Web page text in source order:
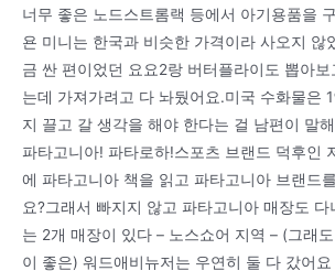
너무 좋은 노드스트롬랙 등에서 아기용품을
욘 미니는 한국과 비슷한 가격이라 사오지 않
금 싼 편이었던 요요2랑 버터플라이도 뽑아
는데 가져가려고 다 놔뒀어요.미국 수화물은
지 끌고 갈 생각을 해야 한다는 걸 남편이 말
파타고니아! 파타로하!스포츠 브랜드 덕후인
에 파타고니아 책을 읽고 파타고니아 브랜드
요?그래서 빠지지 않고 파타고니아 매장도 다
는 2개 매장이 있다 – 노스쇼어 지역 – (그래
이 좋은) 워드애비뉴저는 우연히 둘 다 갔어